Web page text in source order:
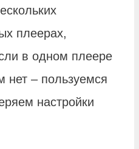
плеерах,
в одном плеере
нет – пользуемся
настройки